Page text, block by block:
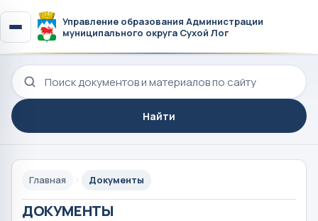
Управление образования Администрации
муниципального округа Сухой Лог
Поиск по сайту
Найти
Главная Документы
ДОКУМЕНТЫ